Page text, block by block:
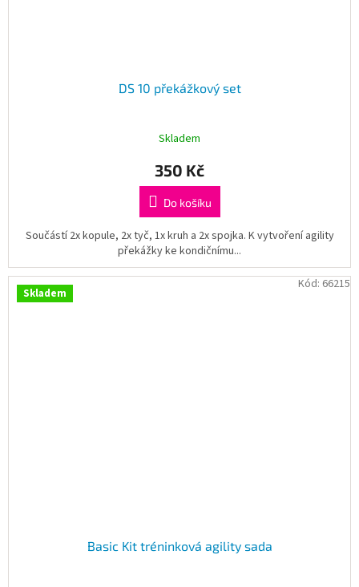
DS 10 překážkový set
Skladem
350 Kč
Do košíku
Součástí 2x kopule, 2x tyč, 1x kruh a 2x spojka. K vytvoření agility
překážky ke kondičnímu...
Skladem
Basic Kit tréninková agility sada
Kód: 66215